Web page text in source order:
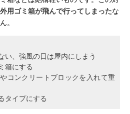
用ゴミ箱が飛んで行ってしまったな
。
い、強風の日は屋内にしまう
箱にする
コンクリートブロックを入れて重
タイプにする